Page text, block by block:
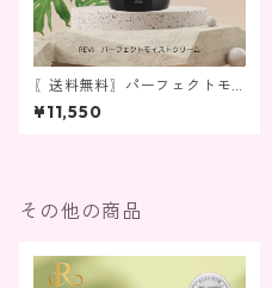
〖送料無料〗パーフェクトモ
イストクリーム
¥11,550
その他の商品